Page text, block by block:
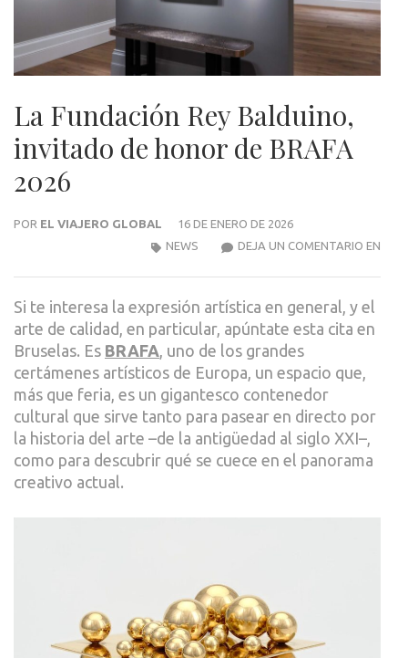
La Fundación Rey Balduino,
invitado de honor de BRAFA
2026
POR EL VIAJERO GLOBAL
16 DE ENERO DE 2026
DEJA UN COMENTARIO EN
NEWS
Si te interesa la expresión artística en general, y el
arte de calidad, en particular, apúntate esta cita en
Bruselas. Es BRAFA , uno de los grandes
certámenes artísticos de Europa, un espacio que,
más que feria, es un gigantesco contenedor
cultural que sirve tanto para pasear en directo por
la historia del arte –de la antigüedad al siglo XXI–,
como para descubrir qué se cuece en el panorama
creativo actual.